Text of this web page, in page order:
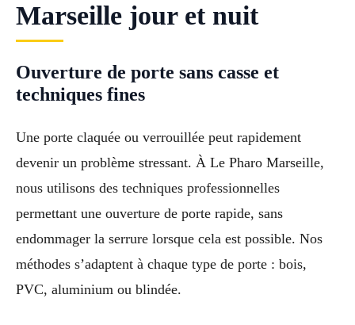
Marseille jour et nuit
Ouverture de porte sans casse et
techniques fines
Une porte claquée ou verrouillée peut rapidement
devenir un problème stressant. À Le Pharo Marseille,
nous utilisons des techniques professionnelles
permettant une ouverture de porte rapide, sans
endommager la serrure lorsque cela est possible. Nos
méthodes s’adaptent à chaque type de porte : bois,
PVC, aluminium ou blindée.